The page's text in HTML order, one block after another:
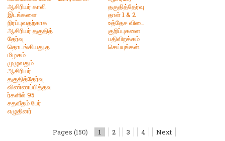
ஆசிரியர் காலி
இடங்களை
நிரப்புவதற்காக
ஆசிரியர் தகுதித்
தேர்வு
தொடங்கியது.த
மிழகம்
முழுவதும்
ஆசிரியர்
தகுதித்தேர்வு
விண்ணப்பித்தவ
ர்களில் 95
சதவீதம் பேர்
எழுதினர்
தகுதித்தேர்வு
தாள் 1 & 2
உத்தேச விடை
குறிப்புகளை
பதிவிறக்கம்
செய்யுங்கள்.
Pages (150) 1 2 3 4 Next